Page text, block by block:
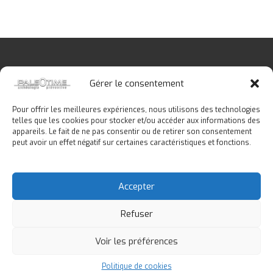
Gérer le consentement
Pour offrir les meilleures expériences, nous utilisons des technologies
telles que les cookies pour stocker et/ou accéder aux informations des
appareils. Le fait de ne pas consentir ou de retirer son consentement
peut avoir un effet négatif sur certaines caractéristiques et fonctions.
Accepter
Refuser
Voir les préférences
Politique de cookies
Copyright © 2026Paléotime. Tous droits réservés.
Accueil Notre équipe
Fouilles préventives
Prestations
Politique de cookies (UE)